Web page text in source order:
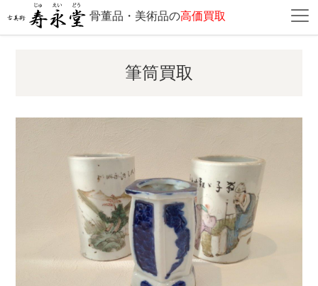
骨董品・美術品の高価買取
筆筒買取